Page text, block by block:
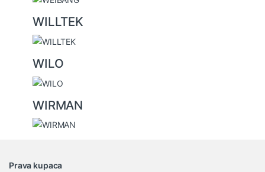
WILLTEK
WILO
WIRMAN
Prava kupaca